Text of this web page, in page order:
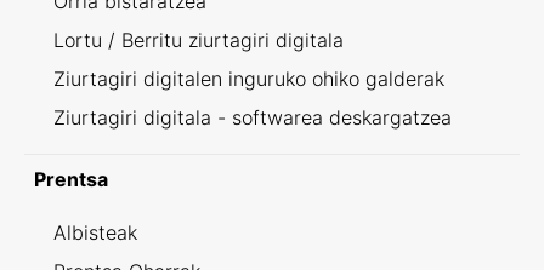
Lortu / Berritu ziurtagiri digitala
Ziurtagiri digitalen inguruko ohiko galderak
Ziurtagiri digitala - softwarea deskargatzea
Prentsa
Albisteak